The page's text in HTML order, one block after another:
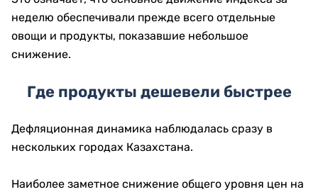
неделю обеспечивали прежде всего отдельные
овощи и продукты, показавшие небольшое
снижение.
Где продукты дешевели быстрее
Дефляционная динамика наблюдалась сразу в
нескольких городах Казахстана.
Наиболее заметное снижение общего уровня цен на